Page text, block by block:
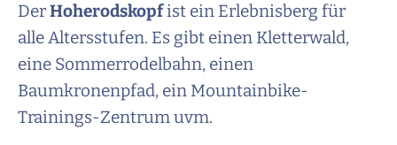
DerHoherodskopfist ein Erlebnisberg für
alle Altersstufen. Es gibt einen Kletterwald,
eine Sommerrodelbahn, einen
Baumkronenpfad, ein Mountainbike-
Trainings-Zentrum uvm.